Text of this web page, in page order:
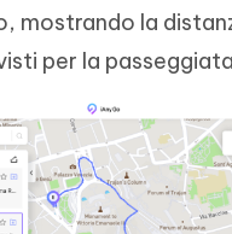
mostrando la
per la